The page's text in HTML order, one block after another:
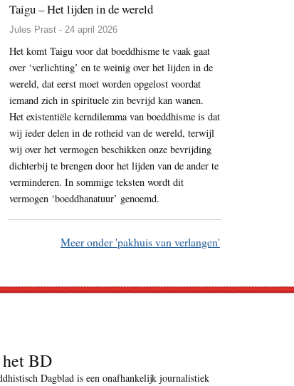
Taigu – Het lijden in de wereld
Jules Prast - 24 april 2026
Het komt Taigu voor dat boeddhisme te vaak gaat
over ‘verlichting’ en te weinig over het lijden in de
wereld, dat eerst moet worden opgelost voordat
iemand zich in spirituele zin bevrijd kan wanen.
Het existentiële kerndilemma van boeddhisme is dat
wij ieder delen in de rotheid van de wereld, terwijl
wij over het vermogen beschikken onze bevrijding
dichterbij te brengen door het lijden van de ander te
verminderen. In sommige teksten wordt dit
vermogen ‘boeddhanatuur’ genoemd.
Meer onder 'pakhuis van verlangen'
BD
Dagblad is een onafhankelijk journalistiek